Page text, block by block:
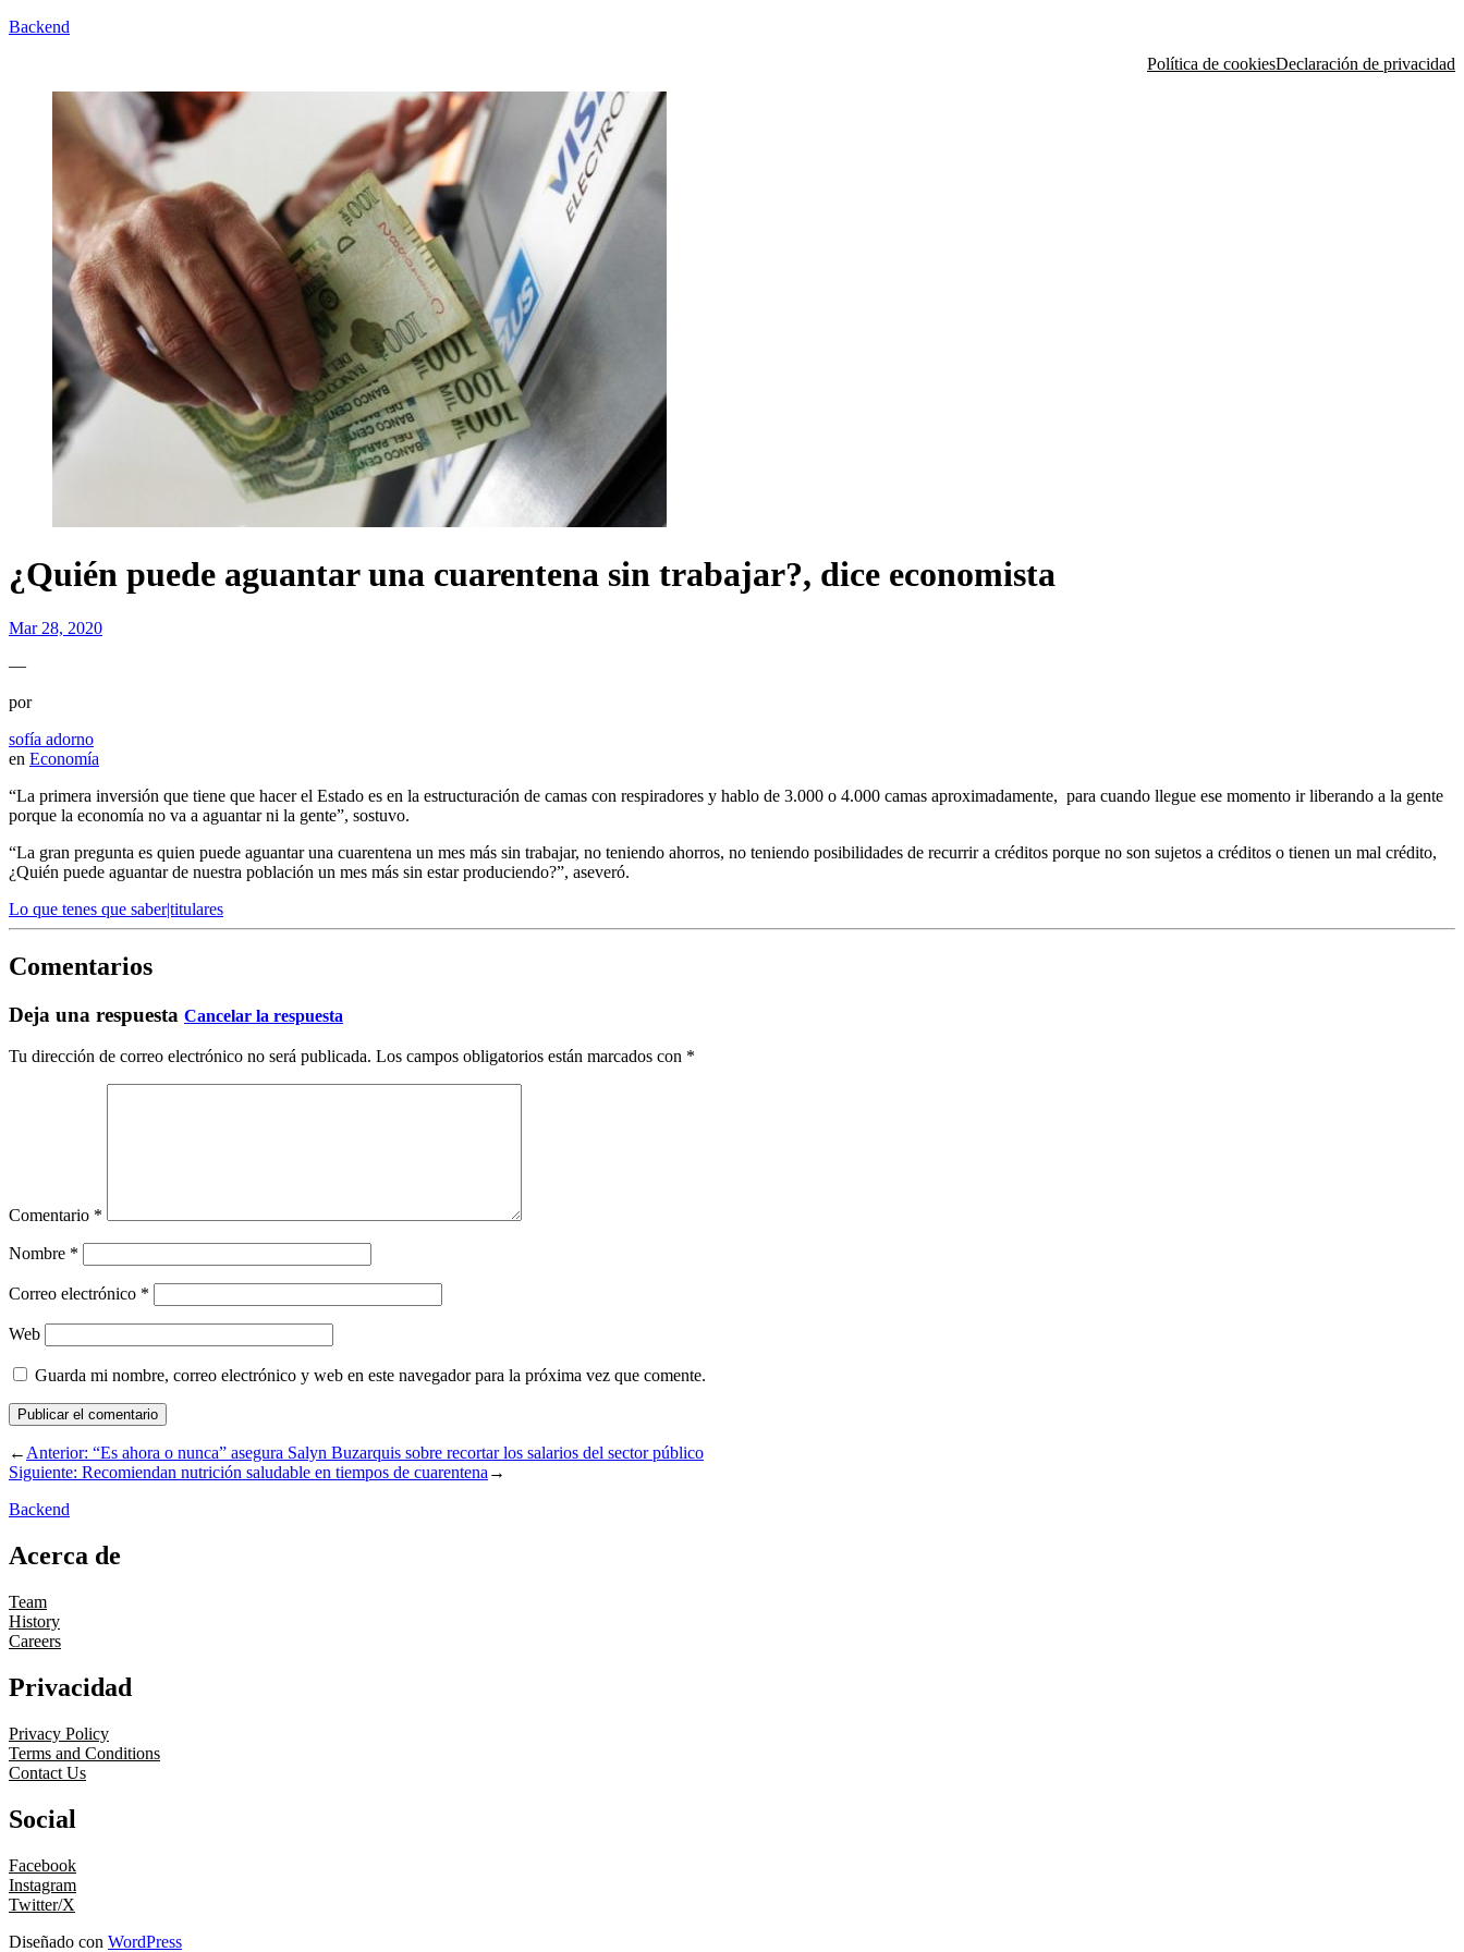
Backend
Política de cookiesDeclaración de privacidad
¿Quién puede aguantar una cuarentena sin trabajar?, dice economista
Mar 28, 2020
—
por
sofía adorno
en Economía
“La primera inversión que tiene que hacer el Estado es en la estructuración de camas con respiradores y hablo de 3.000 o 4.000 camas aproximadamente, para cuando llegue ese momento ir liberando a la gente
porque la economía no va a aguantar ni la gente”, sostuvo.
“La gran pregunta es quien puede aguantar una cuarentena un mes más sin trabajar, no teniendo ahorros, no teniendo posibilidades de recurrir a créditos porque no son sujetos a créditos o tienen un mal crédito,
¿Quién puede aguantar de nuestra población un mes más sin estar produciendo?”, aseveró.
Lo que tenes que saber|titulares
Comentarios
Deja una respuesta Cancelar la respuesta
Tu dirección de correo electrónico no será publicada. Los campos obligatorios están marcados con *
Comentario *
Nombre *
Correo electrónico *
Web
Guarda mi nombre, correo electrónico y web en este navegador para la próxima vez que comente.
←Anterior: “Es ahora o nunca” asegura Salyn Buzarquis sobre recortar los salarios del sector público
Siguiente: Recomiendan nutrición saludable en tiempos de cuarentena→
Backend
Acerca de
Team
History
Careers
Privacidad
Privacy Policy
Terms and Conditions
Contact Us
Social
Facebook
Instagram
Twitter/X
Diseñado con WordPress